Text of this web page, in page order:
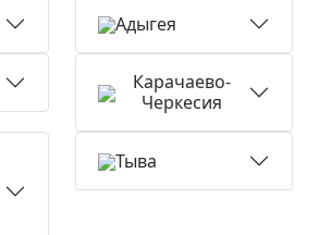
Адыгея
Карачаево-
Черкесия
Тыва